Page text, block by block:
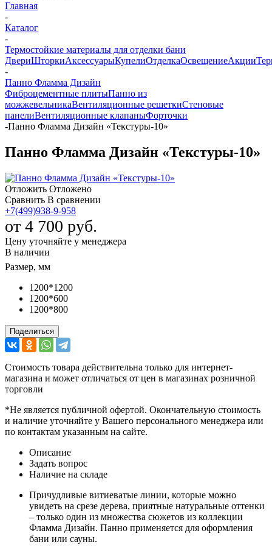
Главная
-
Каталог
-
Термостойкие материалы для отделки бани
ДвериШторкиАксессуарыКупелиОтделкаОсвещениеАкции
-
Панно Фламма Дизайн
Фиброцементные плитыПанно из
можжевельникаВентиляционные решеткиСтеновые
панелиВентиляционные клапаныФорточки
-Панно Фламма Дизайн «Текстуры-10»
Панно Фламма Дизайн «Текстуры-10»
Отложить Отложено
Сравнить В сравнении
+7(499)938-9-958
от 4 700 руб.
Цену уточняйте у менеджера
В наличии
Размер, мм
1200*1200
1200*600
1200*800
Поделиться
Стоимость товара действительна только для интернет-
магазина и может отличаться от цен в магазинах розничной
торговли
*Не является публичной офертой. Окончательную стоимость
и наличие уточняйте у Вашего персонального менеджера или
по контактам указанным на сайте.
Описание
Задать вопрос
Наличие на складе
Причудливые витиеватые линии, которые можно
увидеть на срезе дерева, приятные натуральные оттенки
– только один из множества сюжетов из коллекции
Фламма Дизайн. Панно применяется для оформления
бани или сауны.